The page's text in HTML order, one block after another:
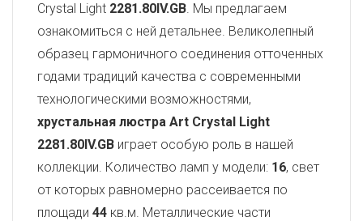
Crystal Light 2281.80IV.GB. Мы предлагаем
ознакомиться с ней детальнее. Великолепный
образец гармоничного соединения отточенных
годами традиций качества с современными
технологическими возможностями,
хрустальная люстра Art Crystal Light
2281.80IV.GB играет особую роль в нашей
коллекции. Количество ламп у модели: 16, свет
от которых равномерно рассеивается по
площади 44 кв.м. Металлические части